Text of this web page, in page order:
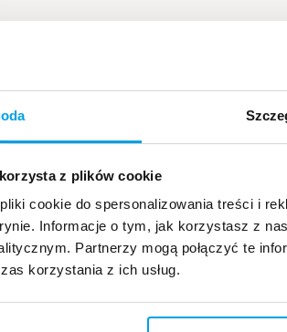
z plików cookie
cookie do spersonalizowania treści i
Informacje o tym, jak korzystasz z
Partnerzy mogą połączyć te
korzystania z ich usług.